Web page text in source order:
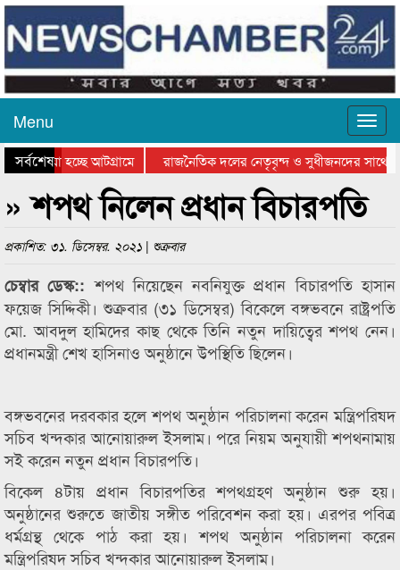
Menu
সর্বশেষ
যাওয়া হচ্ছে আটগ্রামে
রাজনৈতিক দলের নেতৃবৃন্দ ও সুধীজনদের সাথে
পুরস্কার বিতরণ সম্পন্ন
সিলেটে বাংলাদেশ গ্রুপ থিয়েটার
» শপথ নিলেন প্রধান বিচারপতি
প্রকাশিত: ৩১. ডিসেম্বর. ২০২১ | শুক্রবার
চেম্বার ডেস্ক::শপথ নিয়েছেন নবনিযুক্ত প্রধান বিচারপতি হাসান
ফয়েজ সিদ্দিকী। শুক্রবার (৩১ ডিসেম্বর) বিকেলে বঙ্গভবনে রাষ্ট্রপতি
মো. আবদুল হামিদের কাছ থেকে তিনি নতুন দায়িত্বের শপথ নেন।
প্রধানমন্ত্রী শেখ হাসিনাও অনুষ্ঠানে উপস্থিতি ছিলেন।
বঙ্গভবনের দরবকার হলে শপথ অনুষ্ঠান পরিচালনা করেন মন্ত্রিপরিষদ
সচিব খন্দকার আনোয়ারুল ইসলাম। পরে নিয়ম অনুযায়ী শপথনামায়
সই করেন নতুন প্রধান বিচারপতি।
বিকেল ৪টায় প্রধান বিচারপতির শপথগ্রহণ অনুষ্ঠান শুরু হয়।
অনুষ্ঠানের শুরুতে জাতীয় সঙ্গীত পরিবেশন করা হয়। এরপর পবিত্র
ধর্মগ্রন্থ থেকে পাঠ করা হয়। শপথ অনুষ্ঠান পরিচালনা করেন
মন্ত্রিপরিষদ সচিব খন্দকার আনোয়ারুল ইসলাম।